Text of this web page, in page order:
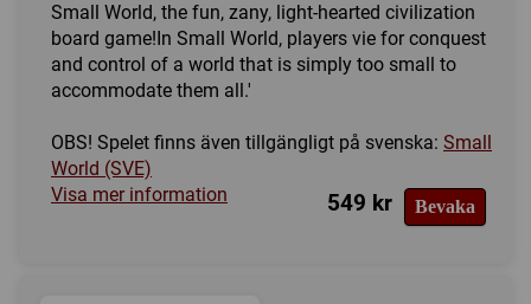
Small World, the fun, zany, light-hearted civilization
board game!In Small World, players vie for conquest
and control of a world that is simply too small to
accommodate them all.'
OBS! Spelet finns även tillgängligt på svenska: Small
World (SVE)
Visa mer information
Bevaka
549 kr